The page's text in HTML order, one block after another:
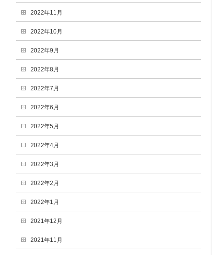
2022年11月
2022年10月
2022年9月
2022年8月
2022年7月
2022年6月
2022年5月
2022年4月
2022年3月
2022年2月
2022年1月
2021年12月
2021年11月